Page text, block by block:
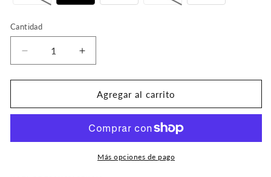
Cantidad
Reducir
cantidad
para
Braided
Aumentar
cantidad
para
Tom
Braided
Belt
Agregar al carrito
Más opciones de pago